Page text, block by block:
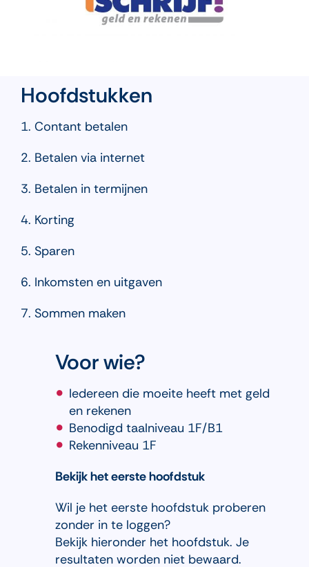
Hoofdstukken
1. Contant betalen
2. Betalen via internet
3. Betalen in termijnen
4. Korting
5. Sparen
6. Inkomsten en uitgaven
7. Sommen maken
Voor wie?
Iedereen die moeite heeft met geld
en rekenen
Benodigd taalniveau 1F/B1
Rekenniveau 1F
Bekijk het eerste hoofdstuk
Wil je het eerste hoofdstuk proberen
zonder in te loggen?
Bekijk hieronder het hoofdstuk. Je
resultaten worden niet bewaard.